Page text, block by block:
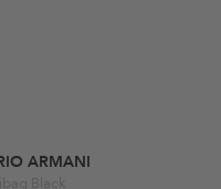
ARMANI
Black